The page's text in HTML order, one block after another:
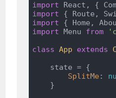
import React, {
import { Route,
import { Home,
import Menu from
class App extends
    state = {
SplitMe :
    }